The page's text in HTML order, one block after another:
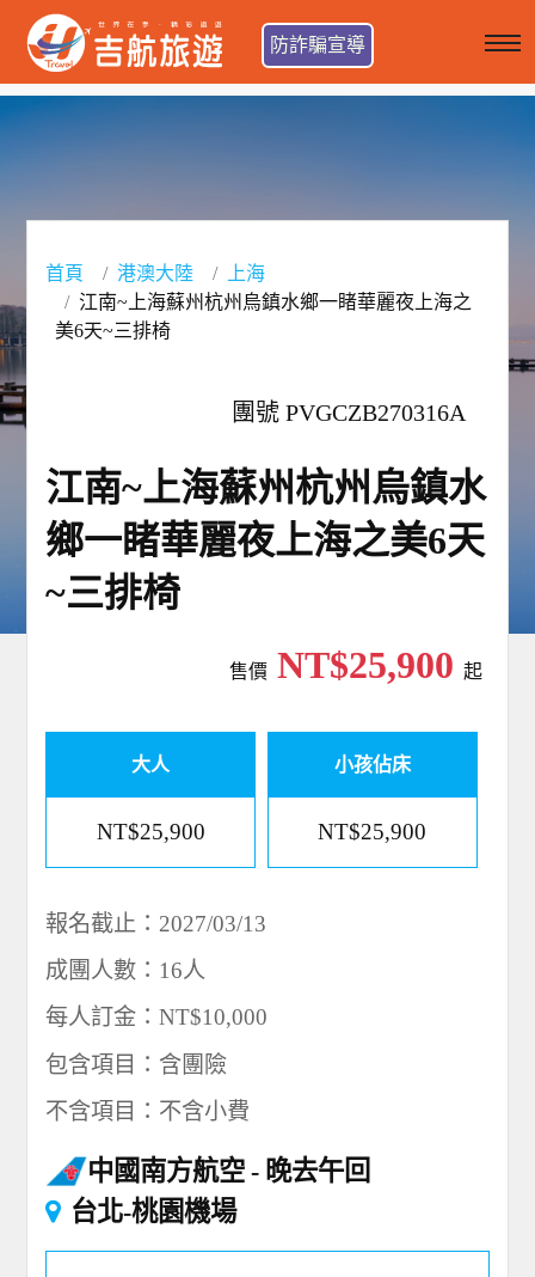
防詐騙宣導
首頁 港澳大陸
上海
江南~上海蘇州杭州烏鎮水鄉一睹華麗夜上海之
美6天~三排椅
團號 PVGCZB270316A
江南~上海蘇州杭州烏鎮水
鄉一睹華麗夜上海之美6天
~三排椅
售價NT$25,900 起
大人
NT$25,900
小孩佔床
NT$25,900
報名截止：2027/03/13
成團人數：16人
每人訂金：NT$10,000
包含項目：含團險
不含項目：不含小費
中國南方航空
晚去午回
台北-桃園機場